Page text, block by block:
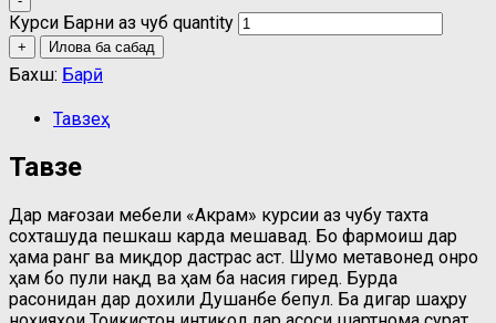
Курси Барни аз чуб quantity
+ Илова ба сабад
Бахш: Барӣ
Тавзеҳ
Тавзеҳ
Дар мағозаи мебели «Акрам» курсии аз чубу тахта
сохташуда пешкаш карда мешавад. Бо фармоиш дар
ҳама ранг ва миқдор дастрас аст. Шумо метавонед онро
ҳам бо пули нақд ва ҳам ба насия гиред. Бурда
расонидан дар дохили Душанбе бепул. Ба дигар шаҳру